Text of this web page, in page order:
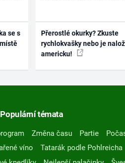
se s
Přerostlé okurky? Zkuste
rychlokvašky nebo je
americku!
Populární témata
Změna času Partie
víno Tatarák podle Pohlreicha